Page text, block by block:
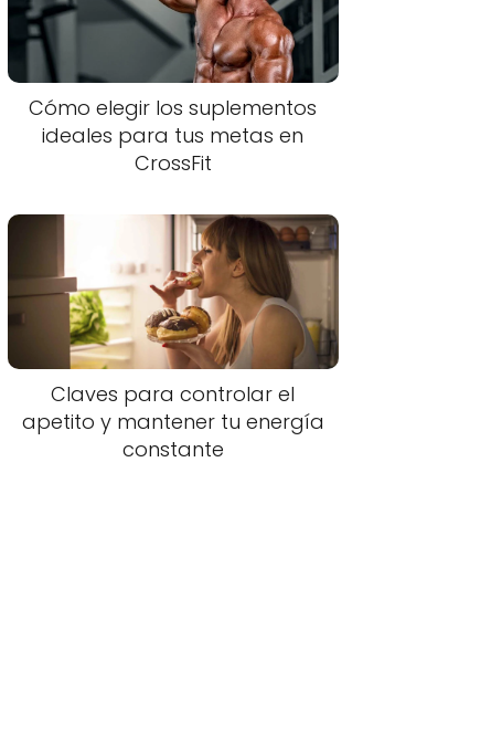
Cómo elegir los suplementos
ideales para tus metas en
CrossFit
Claves para controlar el
apetito y mantener tu energía
constante